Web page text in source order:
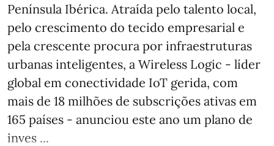
Península Ibérica. Atraída pelo talento local,
pelo crescimento do tecido empresarial e
pela crescente procura por infraestruturas
urbanas inteligentes, a Wireless Logic - líder
global em conectividade IoT gerida, com
mais de 18 milhões de subscrições ativas em
165 países - anunciou este ano um plano de
inves ...